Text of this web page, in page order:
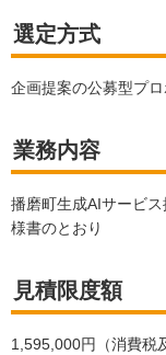
選定方式
企画提案の公募型プ
業務内容
播磨町生成AIサービ
様書のとおり
見積限度額
1,595,000円（消費税